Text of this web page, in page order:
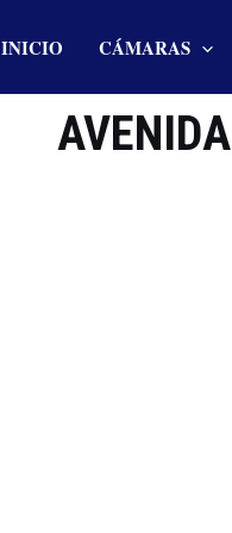
INICIO CÁMARAS